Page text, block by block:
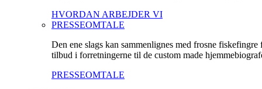
HVORDAN ARBEJDER VI
PRESSEOMTALE
Den ene slags kan sammenlignes med frosne
tilbud i forretningerne til de custom made
PRESSEOMTALE